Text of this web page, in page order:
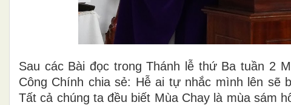
Sau các Bài đọc trong Thánh lễ thứ Ba tuần 2
Công Chính chia sẻ: Hễ ai tự nhắc mình lên sẽ
Tất cả chúng ta đều biết Mùa Chay là mùa sám